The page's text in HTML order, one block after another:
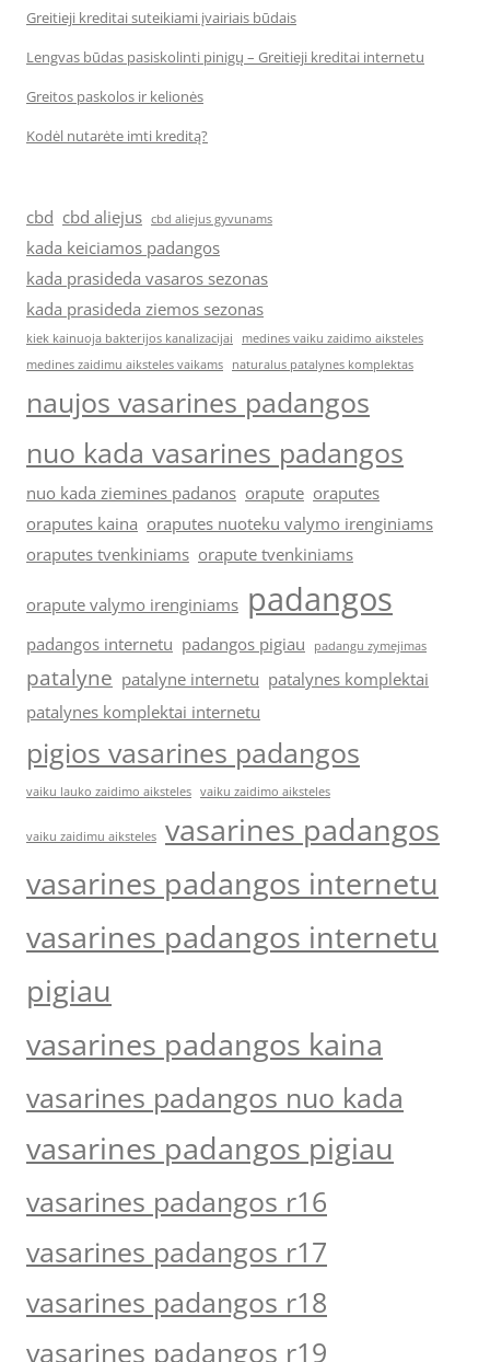
Greitieji kreditai suteikiami įvairiais būdais
Lengvas būdas pasiskolinti pinigų – Greitieji kreditai internetu
Greitos paskolos ir kelionės
Kodėl nutarėte imti kreditą?
cbd cbd aliejus cbd aliejus gyvunams
kada keiciamos padangos
kada prasideda vasaros sezonas
kada prasideda ziemos sezonas
kiek kainuoja bakterijos kanalizacijai
medines vaiku zaidimo aiksteles
medines zaidimu aiksteles vaikams
naturalus patalynes komplektas
naujos vasarines padangos
nuo kada vasarines padangos
nuo kada ziemines padanos orapute oraputes
oraputes kaina oraputes nuoteku valymo irenginiams
oraputes tvenkiniams orapute tvenkiniams
orapute valymo irenginiams padangos
padangos internetu padangos pigiau padangu zymejimas
patalyne patalyne internetu patalynes komplektai
patalynes komplektai internetu
pigios vasarines padangos
vaiku lauko zaidimo aiksteles vaiku zaidimo aiksteles
vaiku zaidimu aiksteles vasarines padangos
vasarines padangos internetu
vasarines padangos internetu
pigiau
vasarines padangos kaina
vasarines padangos nuo kada
vasarines padangos pigiau
vasarines padangos r16
vasarines padangos r17
vasarines padangos r18
vasarines padangos r19